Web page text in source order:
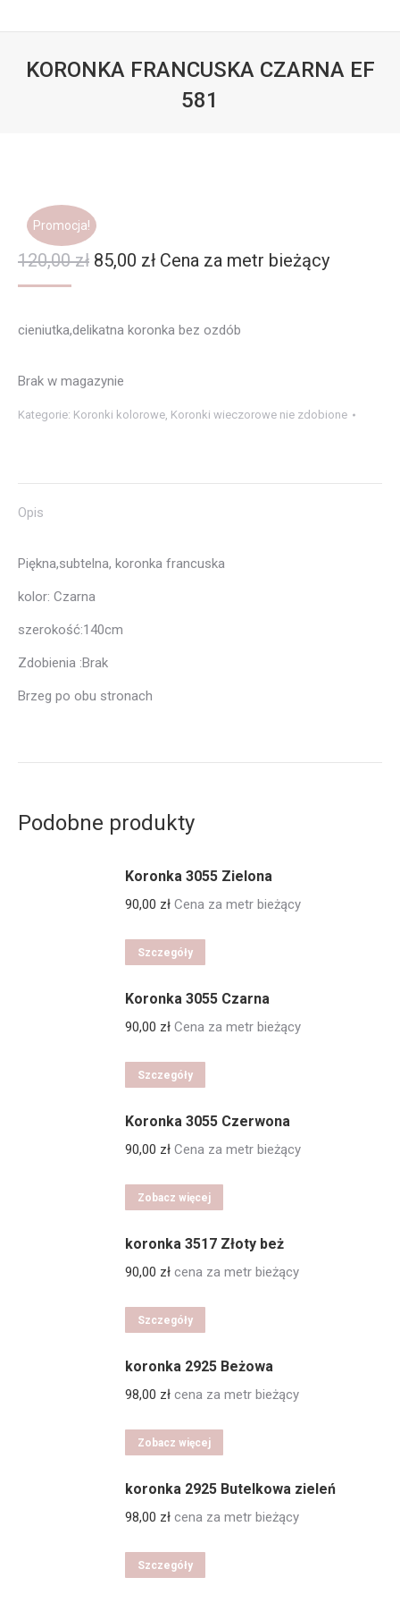
KORONKA FRANCUSKA CZARNA EF
581
Promocja!
120,00zł Pierwotna
120,00 zł.
85,00 złAktualna
85,00 zł.
Cena za metr bieżący
cieniutka,delikatna koronka bez ozdób
Brak w magazynie
Kategorie: Koronki kolorowe, Koronki wieczorowe nie zdobione
Opis
Piękna,subtelna, koronka francuska
kolor: Czarna
szerokość:140cm
Zdobienia :Brak
Brzeg po obu stronach
Podobne produkty
Koronka 3055 Zielona
90,00 zł Cena za metr bieżący
Szczegóły
Koronka 3055 Czarna
90,00 zł Cena za metr bieżący
Szczegóły
Koronka 3055 Czerwona
90,00 zł Cena za metr bieżący
Zobacz więcej
koronka 3517 Złoty beż
90,00 zł cena za metr bieżący
Szczegóły
koronka 2925 Beżowa
98,00 zł cena za metr bieżący
Zobacz więcej
koronka 2925 Butelkowa zieleń
98,00 zł cena za metr bieżący
Szczegóły